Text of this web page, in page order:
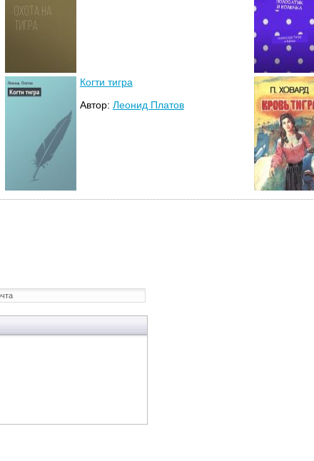
Когти тигра
Автор: Леонид Платов